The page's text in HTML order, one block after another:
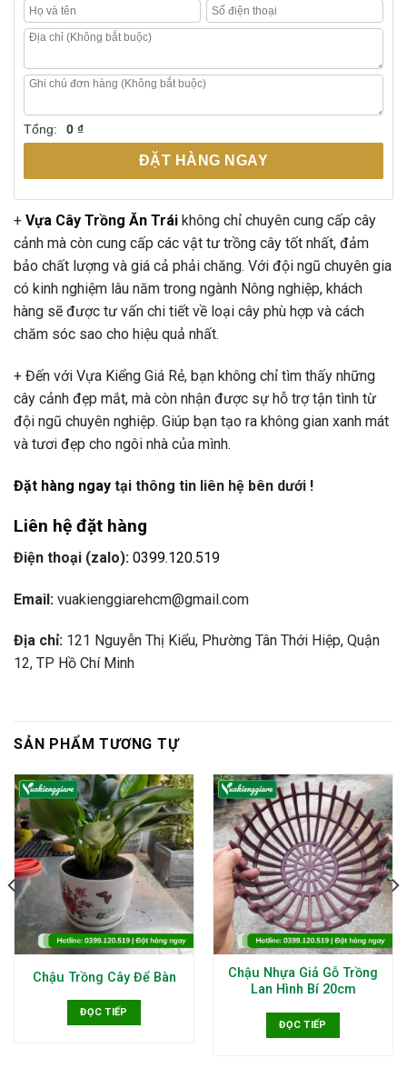
Tổng: 0 ₫
ĐẶT HÀNG NGAY
+ Vựa Cây Trồng Ăn Trái không chỉ chuyên cung cấp cây
cảnh mà còn cung cấp các vật tư trồng cây tốt nhất, đảm
bảo chất lượng và giá cả phải chăng. Với đội ngũ chuyên gia
có kinh nghiệm lâu năm trong ngành Nông nghiệp, khách
hàng sẽ được tư vấn chi tiết về loại cây phù hợp và cách
chăm sóc sao cho hiệu quả nhất.
+ Đến với Vựa Kiểng Giá Rẻ, bạn không chỉ tìm thấy những
cây cảnh đẹp mắt, mà còn nhận được sự hỗ trợ tận tình từ
đội ngũ chuyên nghiệp. Giúp bạn tạo ra không gian xanh mát
và tươi đẹp cho ngôi nhà của mình.
Đặt hàng ngay tại thông tin liên hệ bên dưới !
Liên hệ đặt hàng
Điện thoại (zalo): 0399.120.519
Email: vuakienggiarehcm@gmail.com
Địa chỉ: 121 Nguyễn Thị Kiểu, Phường Tân Thới Hiệp, Quận
12, TP Hồ Chí Minh
SẢN PHẨM TƯƠNG TỰ
Chậu Trồng Cây Để Bàn
ĐỌC TIẾP
Chậu Nhựa Giả Gỗ Trồng
Lan Hình Bí 20cm
ĐỌC TIẾP